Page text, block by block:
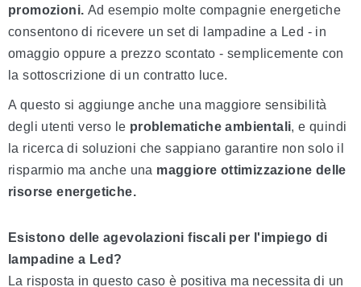
promozioni. Ad esempio molte compagnie energetiche
consentono di ricevere un set di lampadine a Led - in
omaggio oppure a prezzo scontato - semplicemente con
la sottoscrizione di un contratto luce.
A questo si aggiunge anche una maggiore sensibilità
degli utenti verso le problematiche ambientali, e quindi
la ricerca di soluzioni che sappiano garantire non solo il
risparmio ma anche una maggiore ottimizzazione delle
risorse energetiche.
Esistono delle agevolazioni fiscali per l'impiego di
lampadine a Led?
La risposta in questo caso è positiva ma necessita di un